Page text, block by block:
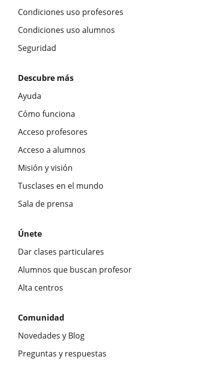
Condiciones uso profesores
Condiciones uso alumnos
Seguridad
Descubre más
Ayuda
Cómo funciona
Acceso profesores
Acceso a alumnos
Misión y visión
Tusclases en el mundo
Sala de prensa
Únete
Dar clases particulares
Alumnos que buscan profesor
Alta centros
Comunidad
Novedades y Blog
Preguntas y respuestas